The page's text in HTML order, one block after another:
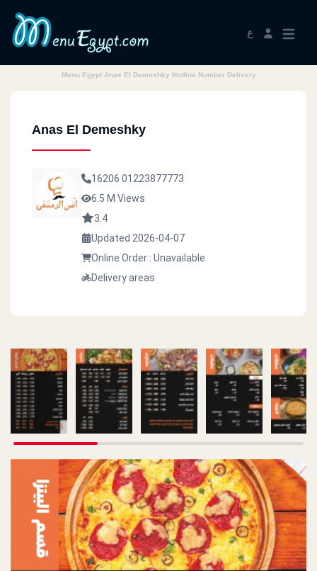
ع
Menu Egypt Anas El Demeshky Hotline Number Delivery
Anas El Demeshky
16206 01223877773
6.5 M Views
3.4
Updated 2026-04-07
Online Order : Unavailable
Delivery areas